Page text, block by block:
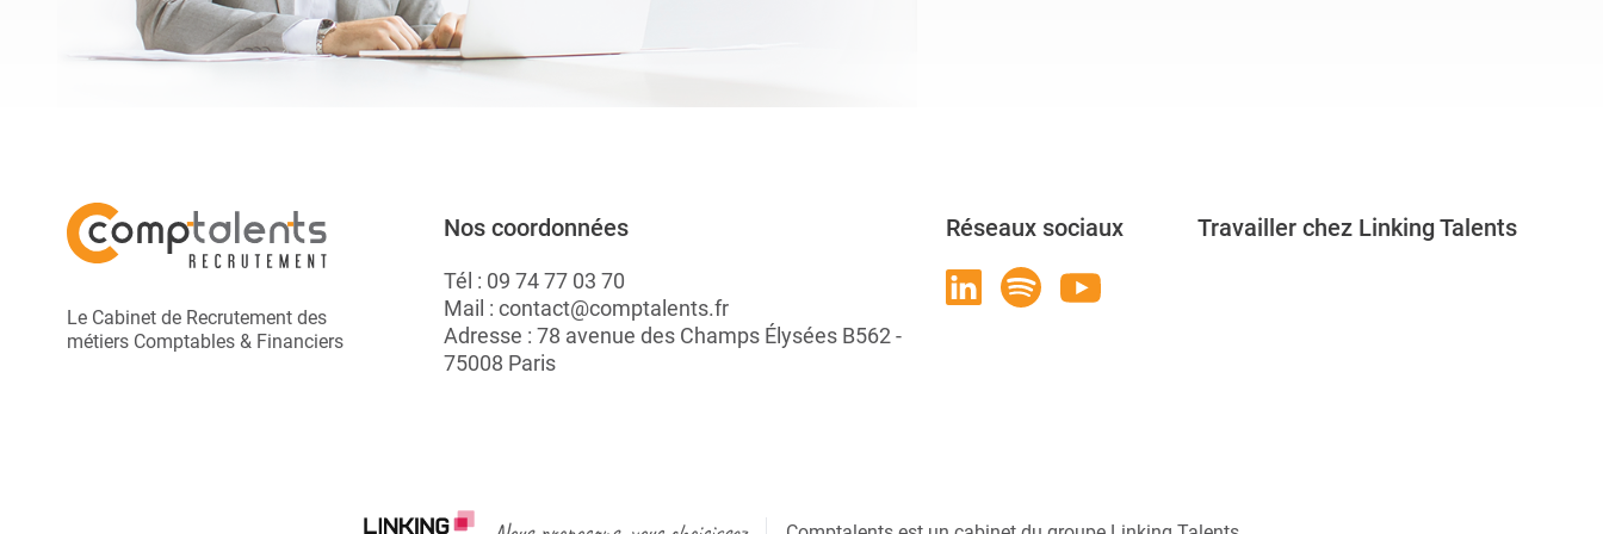
Le Cabinet de Recrutement des
métiers Comptables & Financiers
Nos coordonnées
Tél : 09 74 77 03 70
Mail : contact@comptalents.fr
Adresse : 78 avenue des Champs Élysées B562 -
75008 Paris
Réseaux sociaux Travailler chez Linking Talents